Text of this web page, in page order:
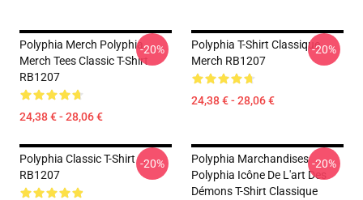
Polyphia Merch Polyphia
Merch Tees Classic T-Shirt
RB1207
24,38 € - 28,06 €
-20%
Polyphia T-Shirt Classique
Merch RB1207
24,38 € - 28,06 €
-20%
Polyphia Classic T-Shirt
RB1207
-20%
Polyphia Marchandises
Polyphia Icône De L'art Des
Démons T-Shirt Classique
-20%